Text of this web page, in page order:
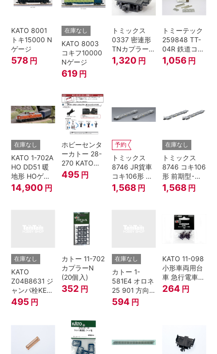
KATO 8001
トキ15000 N
ゲージ
578 円
在庫なし
KATO 8003
コキフ10000
Nゲージ
619 円
トミックス
0337 密連形
TNカプラー
(6個入・SPタ
イプ)
1,320 円
トミーテック
259848 TT-
04R 鉄道コレ
クション
1,056 円
在庫なし
KATO 1-702A
HO DD51 暖
地形 HOゲー
ジ
14,900 円
ホビーセンタ
ーカトー 28-
270 KATOナ
ックルカプラ
ー 黒 センタ
495 円
予約
トミックス
8746 JR貨車
コキ106形 前
期型･新塗装･
コンテナな
1,568 円
在庫なし
トミックス
8746 コキ106
形 前期型･新
塗装･コンテ
ナなし･2両セ
1,568 円
在庫なし
KATO
Z04B8631 ジ
ャンパ栓KE76
濃青 ランナー
495 円
カトー 11-702
カプラーN
(20個入)
352 円
在庫なし
カトー 1-
581E4 オロネ
25 901 方向
幕 4両分
594 円
KATO 11-098
小形車両用台
車 急行電車1
Bトレインシ
ョーティー 対
264 円